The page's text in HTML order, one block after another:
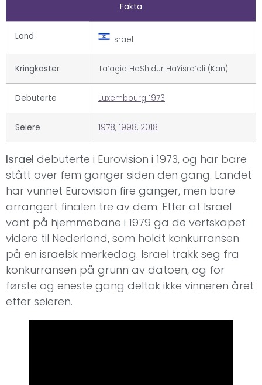
Fakta
Land Israel
Kringkaster Ta’agid HaShidur HaYisra’eli (Kan)
Debuterte Luxembourg 1973
Seiere 1978, 1998, 2018
Israel debuterte i Eurovision i 1973, og har bare
stått over fem ganger siden den gang. Landet
har vunnet Eurovision fire ganger, men bare
arrangert finalen tre av dem. Etter at Israel
vant på hjemmebane i 1979 ga de vertskapet
videre til Nederland, som holdt konkurransen
på en israelsk merkedag. Israel trakk seg fra
konkurransen på grunn av datoen, og for
første og eneste gang deltok ikke vinneren året
etter seieren.